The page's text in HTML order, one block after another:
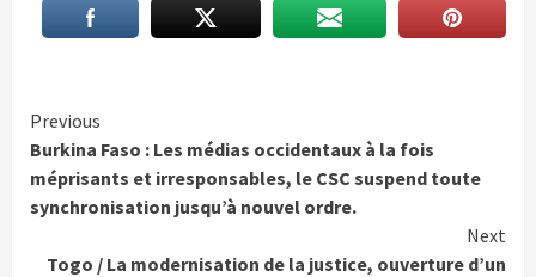
Continue
Reading
Previous
Burkina Faso : Les médias occidentaux à la fois
méprisants et irresponsables, le CSC suspend toute
synchronisation jusqu’à nouvel ordre.
Next
Togo / La modernisation de la justice, ouverture d’un